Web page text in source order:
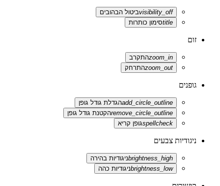
visibility_offביטול הבהובים
titleסימון כותרות
זום
zoom_inהתקרב
zoom_outהתרחק
גופנים
add_circle_outlineהגדלת גודל גופן
remove_circle_outlineהקטנת גודל גופן
spellcheckגופן קריא
ניגודיות צבעים
brightness_highניגודיות בהירה
brightness_lowניגודיות כהה